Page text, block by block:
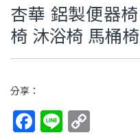
杏華 鋁製便器
椅 沐浴椅 馬桶
分享：
F
Li